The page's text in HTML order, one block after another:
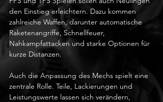
den Einstieg erleichtern. Dazu kommen
zahlreiche Waffen, darunter automatische
Raketenangriffe, Schnellfeuer,
Nahkampfattacken und starke Optionen für
kurze Distanzen.
Auch die Anpassung des Mechs spielt eine
zentrale Rolle. Teile, Lackierungen und
Leistungswerte lassen sich verändern,